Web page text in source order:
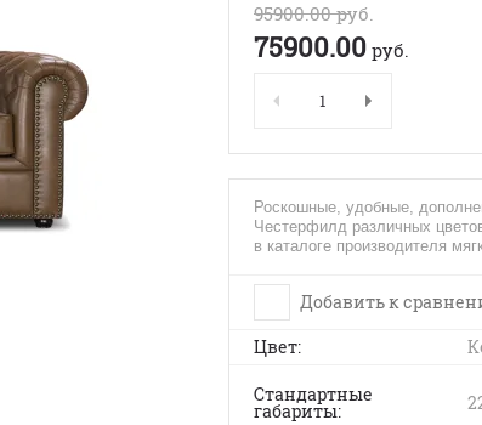
95900.00руб.
75900.00 руб.
Роскошные, удобные,
Честерфилд различных
в каталоге производителя
Добавить к
Цвет
Стандартные
габариты